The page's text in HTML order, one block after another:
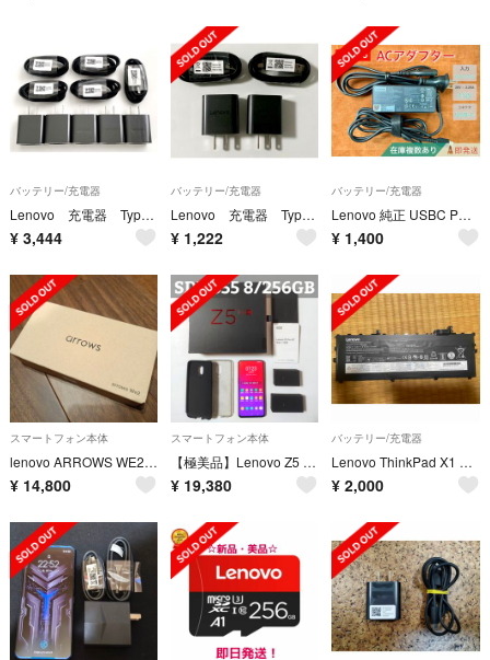
バッテリー/充電器
Lenovo 充電器 Type-C アダプター コード 5個セット
¥ 3,444
バッテリー/充電器
Lenovo 充電器 Type-C アダプター コード 2個セット ②
¥ 1,222
バッテリー/充電器
Lenovo 純正 USBC PD 対応 AC アダプター 45W在庫複数あり
¥ 1,400
スマートフォン本体
lenovo ARROWS WE2 M07 ネイビーグリーン
¥ 14,800
スマートフォン本体
【極美品】Lenovo Z5 Pro GT 8GB 256GB
¥ 19,380
バッテリー/充電器
Lenovo ThinkPad X1 Carbon2017 2018 バッテリー
¥ 2,000